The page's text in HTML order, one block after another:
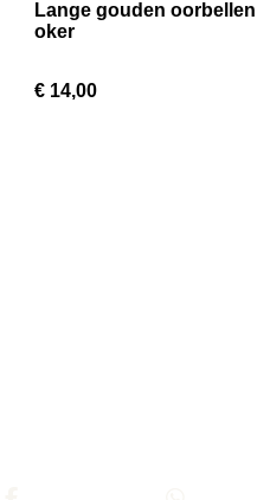
Lange gouden oorbellen
oker
€ 14,00